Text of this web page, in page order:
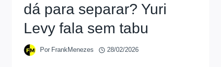
dá para separar? Yuri
Levy fala sem tabu
Por FrankMenezes 28/02/2026